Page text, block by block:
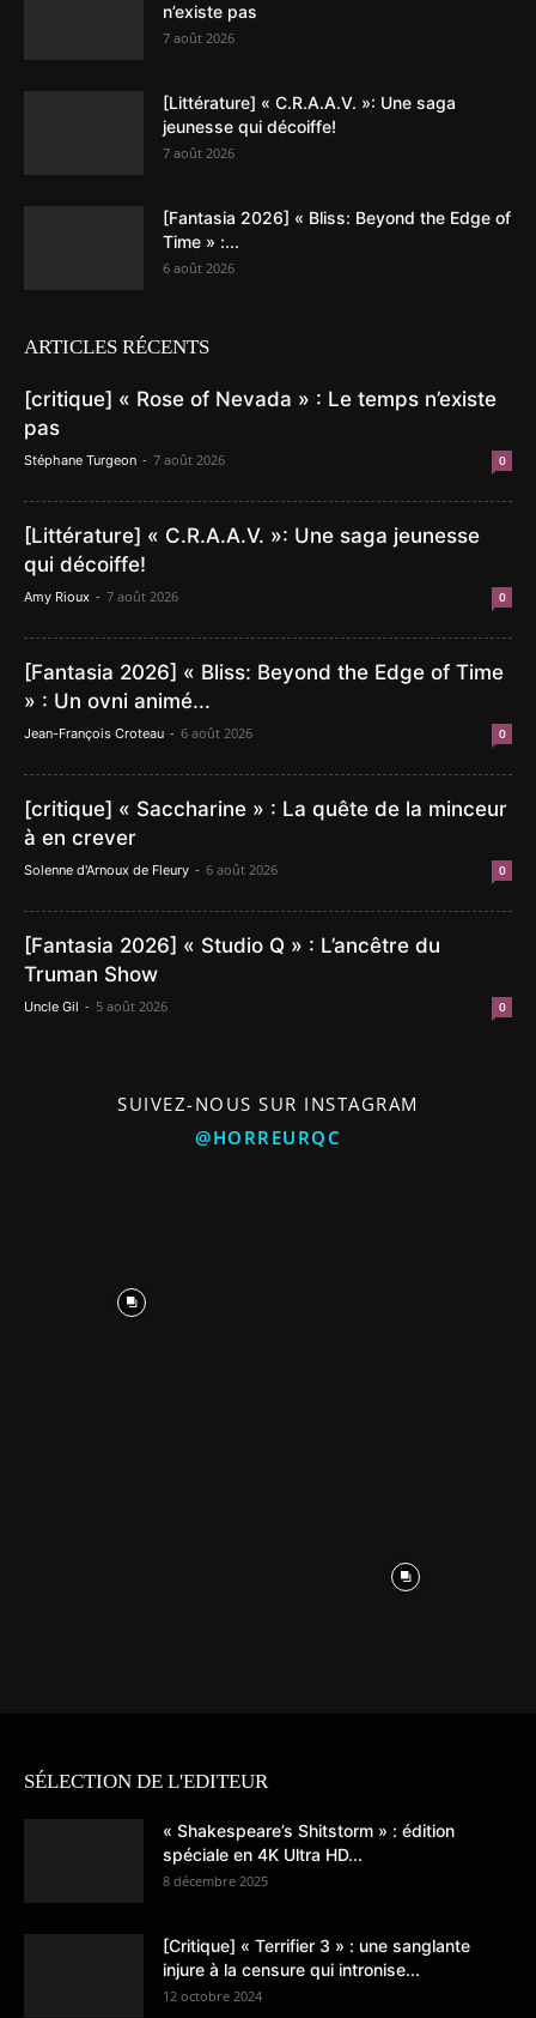
n’existe pas
7 août 2026
[Littérature] « C.R.A.A.V. »: Une saga
jeunesse qui décoiffe!
7 août 2026
[Fantasia 2026] « Bliss: Beyond the Edge of
Time » :...
6 août 2026
ARTICLES RÉCENTS
[critique] « Rose of Nevada » : Le temps n’existe
pas
Stéphane Turgeon - 7 août 2026 0
[Littérature] « C.R.A.A.V. »: Une saga jeunesse
qui décoiffe!
Amy Rioux - 7 août 2026 0
[Fantasia 2026] « Bliss: Beyond the Edge of Time
» : Un ovni animé...
Jean-François Croteau - 6 août 2026 0
[critique] « Saccharine » : La quête de la minceur
à en crever
Solenne d'Arnoux de Fleury - 6 août 2026 0
[Fantasia 2026] « Studio Q » : L’ancêtre du
Truman Show
Uncle Gil - 5 août 2026 0
SUIVEZ-NOUS SUR INSTAGRAM
@HORREURQC
SÉLECTION DE L'EDITEUR
« Shakespeare’s Shitstorm » : édition
spéciale en 4K Ultra HD...
8 décembre 2025
[Critique] « Terrifier 3 » : une sanglante
injure à la censure qui intronise...
12 octobre 2024